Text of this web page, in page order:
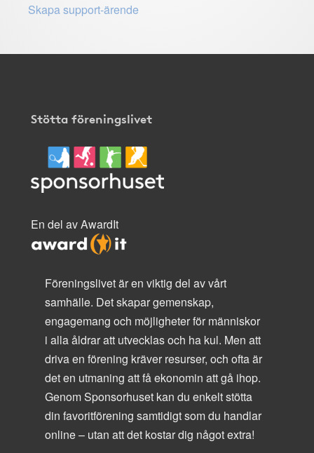
Skapa support-ärende
Stötta föreningslivet
En del av AwardIt
Föreningslivet är en viktig del av vårt
samhälle. Det skapar gemenskap,
engagemang och möjligheter för människor
i alla åldrar att utvecklas och ha kul. Men att
driva en förening kräver resurser, och ofta är
det en utmaning att få ekonomin att gå ihop.
Genom Sponsorhuset kan du enkelt stötta
din favoritförening samtidigt som du handlar
online – utan att det kostar dig något extra!